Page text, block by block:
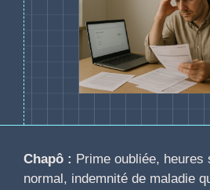
Chapô : Prime oubliée, heures
normal, indemnité de maladie